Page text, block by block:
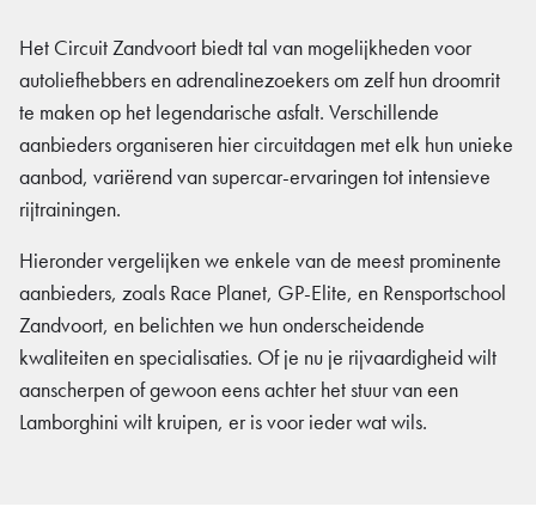
Het Circuit Zandvoort biedt tal van mogelijkheden voor
autoliefhebbers en adrenalinezoekers om zelf hun droomrit
te maken op het legendarische asfalt. Verschillende
aanbieders organiseren hier circuitdagen met elk hun unieke
aanbod, variërend van supercar-ervaringen tot intensieve
rijtrainingen.
Hieronder vergelijken we enkele van de meest prominente
aanbieders, zoals Race Planet, GP-Elite, en Rensportschool
Zandvoort, en belichten we hun onderscheidende
kwaliteiten en specialisaties. Of je nu je rijvaardigheid wilt
aanscherpen of gewoon eens achter het stuur van een
Lamborghini wilt kruipen, er is voor ieder wat wils.